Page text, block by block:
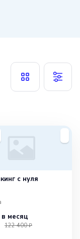
с нуля
в месяц
122 400 ₽